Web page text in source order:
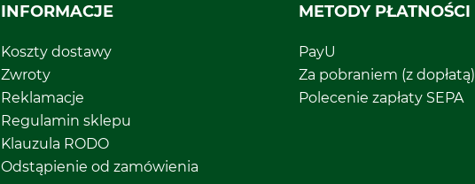
INFORMACJE
Koszty dostawy
Zwroty
Reklamacje
Regulamin sklepu
Klauzula RODO
Odstąpienie od zamówienia
METODY PŁATNOŚCI
PayU
Za pobraniem (z dopłatą)
Polecenie zapłaty SEPA